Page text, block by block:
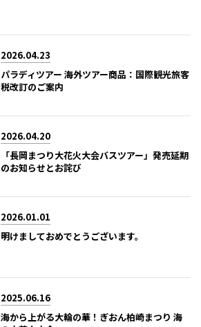
2026.04.23
パラディツアー 海外ツアー商品：国際観光旅客
税改訂のご案内
2026.04.20
「長岡まつり大花火大会バスツアー」発売延期
のお知らせとお詫び
2026.01.01
明けましておめでとうございます。
2025.06.16
海から上がる大輪の華！ぎおん柏崎まつり 海